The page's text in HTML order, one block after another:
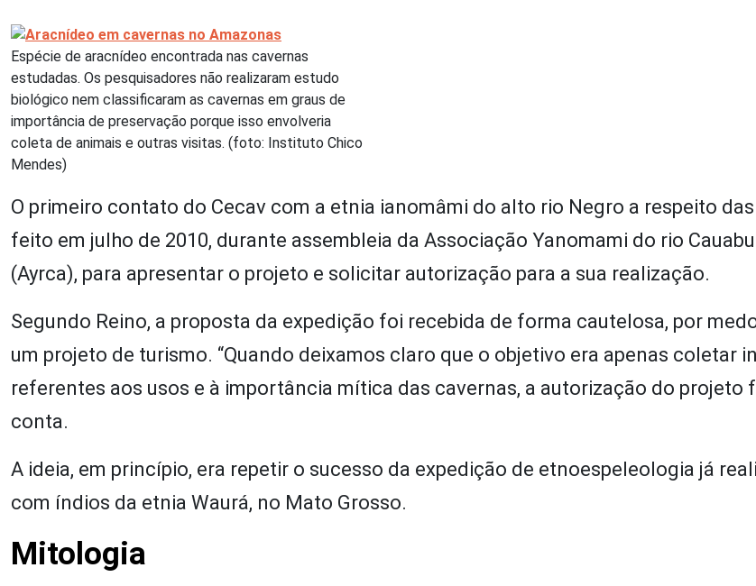
Espécie de aracnídeo encontrada nas cavernas
estudadas. Os pesquisadores não realizaram estudo
biológico nem classificaram as cavernas em graus de
importância de preservação porque isso envolveria
coleta de animais e outras visitas. (foto: Instituto Chico
Mendes)
O primeiro contato do Cecav com a etnia ianomâmi do alto rio Negro a respeito
feito em julho de 2010, durante assembleia da Associação Yanomami do rio
(Ayrca), para apresentar o projeto e solicitar autorização para a sua realização.
Segundo Reino, a proposta da expedição foi recebida de forma cautelosa, por
um projeto de turismo. “Quando deixamos claro que o objetivo era apenas coletar
referentes aos usos e à importância mítica das cavernas, a autorização do projeto
conta.
A ideia, em princípio, era repetir o sucesso da expedição de etnoespeleologia já
com índios da etnia Waurá, no Mato Grosso.
Mitologia